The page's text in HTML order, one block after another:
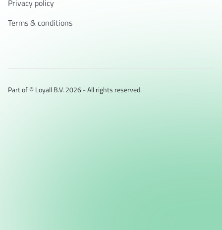
Privacy policy
Terms & conditions
Part of © Loyall B.V. 2026 - All rights reserved.